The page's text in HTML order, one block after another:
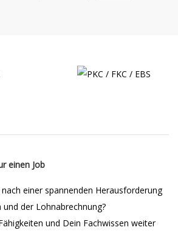
einen Job
einer spannenden Herausforderung
der Lohnabrechnung?
und Dein Fachwissen weiter